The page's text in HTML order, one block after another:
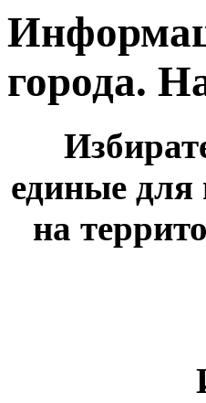
города.
единые для
на